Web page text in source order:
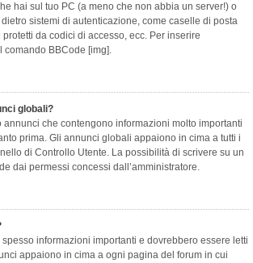
hai sul tuo PC (a meno che non abbia un server!) o
sistemi di autenticazione, come caselle di posta
da codici di accesso, ecc. Per inserire
comando BBCode [img].
globali?
che contengono informazioni molto importanti
prima. Gli annunci globali appaiono in cima a tutti i
di Controllo Utente. La possibilità di scrivere su un
dai permessi concessi dall’amministratore.
informazioni importanti e dovrebbero essere letti
appaiono in cima a ogni pagina del forum in cui